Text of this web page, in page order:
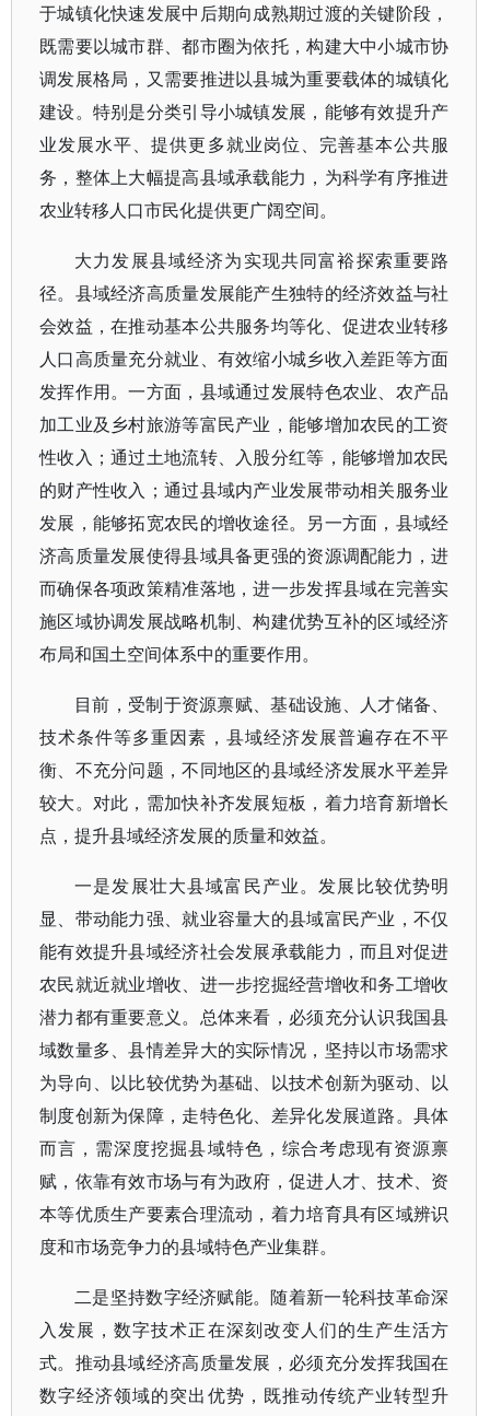
于城镇化快速发展中后期向成熟期过渡的关键阶段，
既需要以城市群、都市圈为依托，构建大中小城市协
调发展格局，又需要推进以县城为重要载体的城镇化
建设。特别是分类引导小城镇发展，能够有效提升产
业发展水平、提供更多就业岗位、完善基本公共服
务，整体上大幅提高县域承载能力，为科学有序推进
农业转移人口市民化提供更广阔空间。
大力发展县域经济为实现共同富裕探索重要路
径。县域经济高质量发展能产生独特的经济效益与社
会效益，在推动基本公共服务均等化、促进农业转移
人口高质量充分就业、有效缩小城乡收入差距等方面
发挥作用。一方面，县域通过发展特色农业、农产品
加工业及乡村旅游等富民产业，能够增加农民的工资
性收入；通过土地流转、入股分红等，能够增加农民
的财产性收入；通过县域内产业发展带动相关服务业
发展，能够拓宽农民的增收途径。另一方面，县域经
济高质量发展使得县域具备更强的资源调配能力，进
而确保各项政策精准落地，进一步发挥县域在完善实
施区域协调发展战略机制、构建优势互补的区域经济
布局和国土空间体系中的重要作用。
目前，受制于资源禀赋、基础设施、人才储备、
技术条件等多重因素，县域经济发展普遍存在不平
衡、不充分问题，不同地区的县域经济发展水平差异
较大。对此，需加快补齐发展短板，着力培育新增长
点，提升县域经济发展的质量和效益。
一是发展壮大县域富民产业。发展比较优势明
显、带动能力强、就业容量大的县域富民产业，不仅
能有效提升县域经济社会发展承载能力，而且对促进
农民就近就业增收、进一步挖掘经营增收和务工增收
潜力都有重要意义。总体来看，必须充分认识我国县
域数量多、县情差异大的实际情况，坚持以市场需求
为导向、以比较优势为基础、以技术创新为驱动、以
制度创新为保障，走特色化、差异化发展道路。具体
而言，需深度挖掘县域特色，综合考虑现有资源禀
赋，依靠有效市场与有为政府，促进人才、技术、资
本等优质生产要素合理流动，着力培育具有区域辨识
度和市场竞争力的县域特色产业集群。
二是坚持数字经济赋能。随着新一轮科技革命深
入发展，数字技术正在深刻改变人们的生产生活方
式。推动县域经济高质量发展，必须充分发挥我国在
数字经济领域的突出优势，既推动传统产业转型升